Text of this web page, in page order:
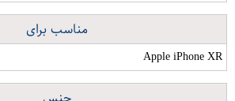
مناسب برای
Apple iPhone XR